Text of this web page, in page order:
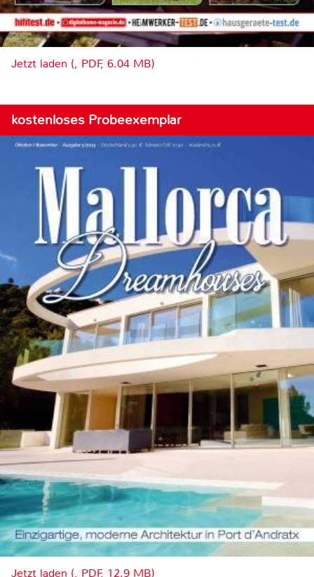
Jetzt laden (, PDF, 6.04 MB)
kostenloses Probeexemplar
Jetzt laden (, PDF, 12.9 MB)